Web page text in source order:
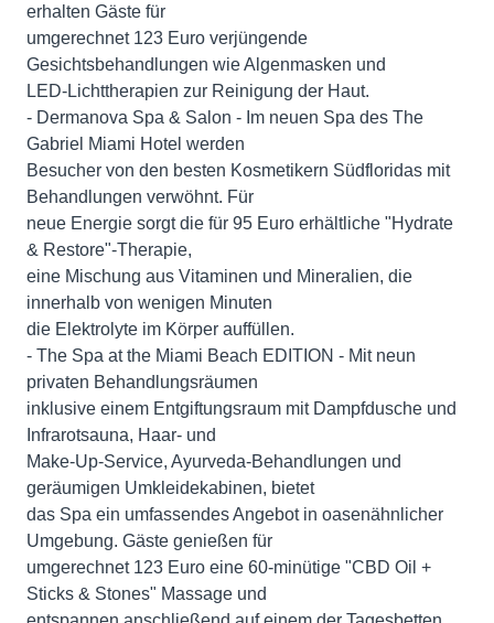
erhalten Gäste für
umgerechnet 123 Euro verjüngende
Gesichtsbehandlungen wie Algenmasken und
LED-Lichttherapien zur Reinigung der Haut.
- Dermanova Spa & Salon - Im neuen Spa des The
Gabriel Miami Hotel werden
Besucher von den besten Kosmetikern Südfloridas mit
Behandlungen verwöhnt. Für
neue Energie sorgt die für 95 Euro erhältliche "Hydrate
& Restore"-Therapie,
eine Mischung aus Vitaminen und Mineralien, die
innerhalb von wenigen Minuten
die Elektrolyte im Körper auffüllen.
- The Spa at the Miami Beach EDITION - Mit neun
privaten Behandlungsräumen
inklusive einem Entgiftungsraum mit Dampfdusche und
Infrarotsauna, Haar- und
Make-Up-Service, Ayurveda-Behandlungen und
geräumigen Umkleidekabinen, bietet
das Spa ein umfassendes Angebot in oasenähnlicher
Umgebung. Gäste genießen für
umgerechnet 123 Euro eine 60-minütige "CBD Oil +
Sticks & Stones" Massage und